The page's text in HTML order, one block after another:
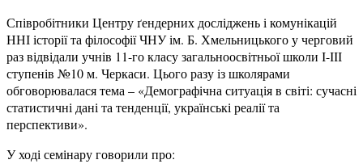
Співробітники Центру ґендерних досліджень і комунікацій
ННІ історії та філософії ЧНУ ім. Б. Хмельницького у черговий
раз відвідали учнів 11-го класу загальноосвітньої школи І-ІІІ
ступенів №10 м. Черкаси. Цього разу із школярами
обговорювалася тема – «Демографічна ситуація в світі: сучасні
статистичні дані та тенденції, українські реалії та
перспективи».
У ході семінару говорили про: